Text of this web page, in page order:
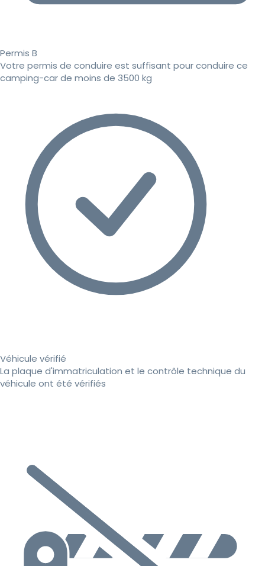
Permis B
Votre permis de conduire est suffisant pour conduire ce
camping-car de moins de 3500 kg
Véhicule vérifié
La plaque d'immatriculation et le contrôle technique du
véhicule ont été vérifiés